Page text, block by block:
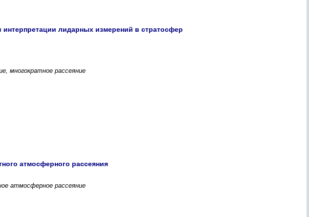
интерпретации лидарных измерений в стратосфер
многократное рассеяние
атмосферного рассеяния
атмосферное рассеяние